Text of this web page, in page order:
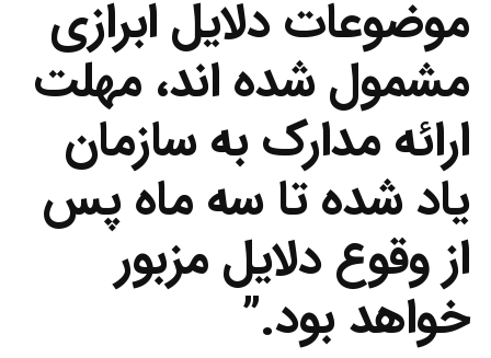
موضوعات دلایل ابرازی
مشمول شده اند، مهلت
ارائه مدارک به سازمان
یاد شده تا سه ماه پس
از وقوع دلایل مزبور
خواهد بود.”